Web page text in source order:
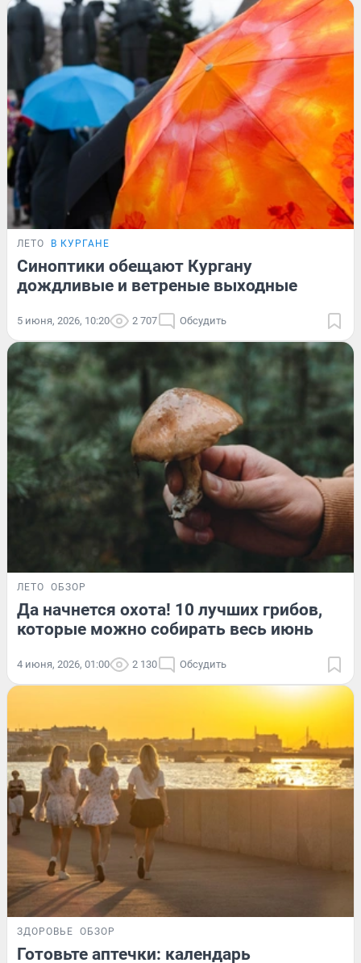
ЛЕТО В КУРГАНЕ
Синоптики обещают Кургану
дождливые и ветреные выходные
5 июня, 2026, 10:20 2 707 Обсудить
ЛЕТО ОБЗОР
Да начнется охота! 10 лучших грибов,
которые можно собирать весь июнь
4 июня, 2026, 01:00 2 130 Обсудить
ЗДОРОВЬЕ ОБЗОР
Готовьте аптечки: календарь